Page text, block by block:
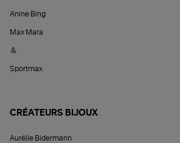
Anine Bing
Max Mara
&
Sportmax
CRÉATEURS BIJOUX
Aurélie Bidermann